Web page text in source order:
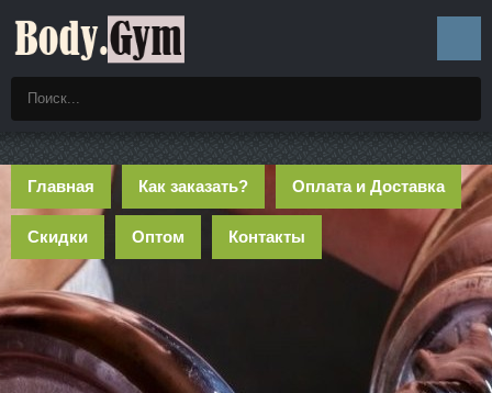
Главная Как заказать? Оплата и Доставка
Скидки Оптом Контакты